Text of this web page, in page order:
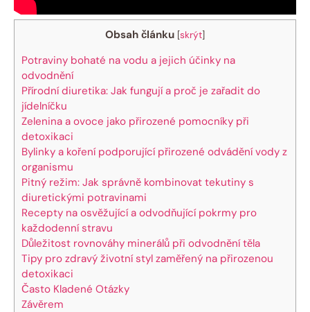
Obsah článku [skrýt]
Potraviny bohaté na vodu a jejich účinky na
odvodnění
Přírodní diuretika: Jak fungují a proč je zařadit do
jídelníčku
Zelenina a ovoce jako přirozené pomocníky při
detoxikaci
Bylinky a koření podporující přirozené odvádění vody z
organismu
Pitný režim: Jak správně kombinovat tekutiny s
diuretickými potravinami
Recepty na osvěžující a odvodňující pokrmy pro
každodenní stravu
Důležitost rovnováhy minerálů při odvodnění těla
Tipy pro zdravý životní styl zaměřený na přirozenou
detoxikaci
Často Kladené Otázky
Závěrem